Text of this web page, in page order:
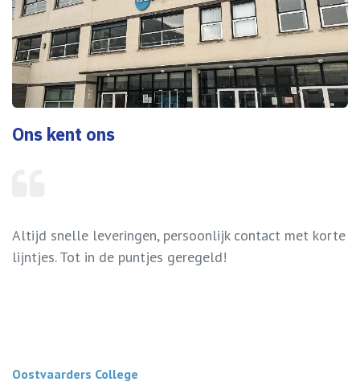
Ons kent ons
Altijd snelle leveringen, persoonlijk contact met korte
lijntjes. Tot in de puntjes geregeld!
Oostvaarders College